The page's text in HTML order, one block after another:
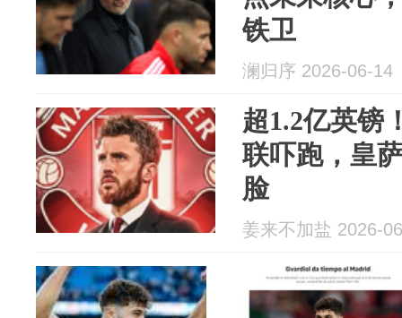
铁卫
澜归序 2026-06-14
超1.2亿英镑
联吓跑，皇
脸
姜来不加盐 2026-